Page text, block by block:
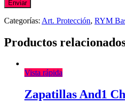
Categorías: Art. Protección, RYM
Productos
Vista rápida
Zapatillas And1